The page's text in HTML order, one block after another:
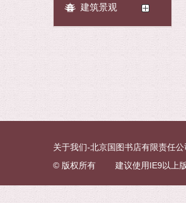
建筑景观
关于我们-北京国图书店有限责任公
© 版权所有 建议使用IE9以上